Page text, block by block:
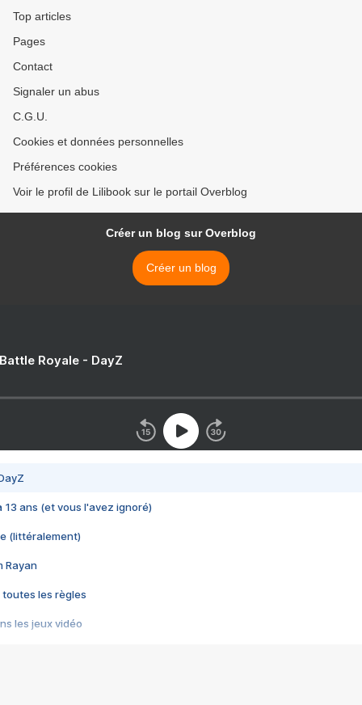
Top articles
Pages
Contact
Signaler un abus
C.G.U.
Cookies et données personnelles
Préférences cookies
Voir le profil de Lilibook sur le portail Overblog
Créer un blog sur Overblog
Créer un blog
Royale - DayZ
13 ans (et vous l'avez ignoré)
(littéralement)
Rayan
toutes les règles
les jeux vidéo